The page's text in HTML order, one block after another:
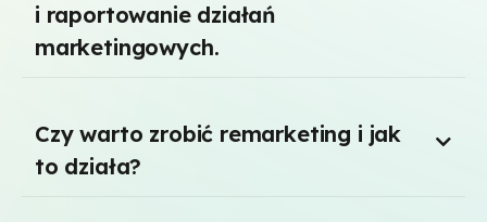
i raportowanie działań
marketingowych.
Czy warto zrobić remarketing i jak
to działa?